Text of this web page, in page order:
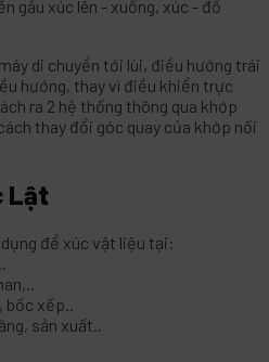
gầu xúc lên - xuống, xúc - đổ
di chuyển tới lùi, điều hướng trái
hướng, thay vì điều khiển trực
ra 2 hệ thống thông qua khớp
thay đổi góc quay của khớp nối
Lật
để xúc vật liệu tại:
xếp..
sản xuất..